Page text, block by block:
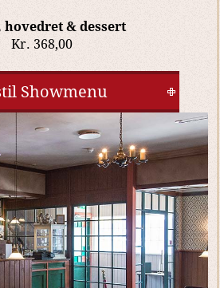
hovedret & dessert
Kr. 368,00
Showmenu